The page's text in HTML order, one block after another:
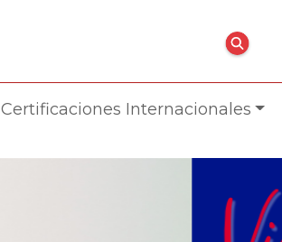
Certificaciones Internacionales